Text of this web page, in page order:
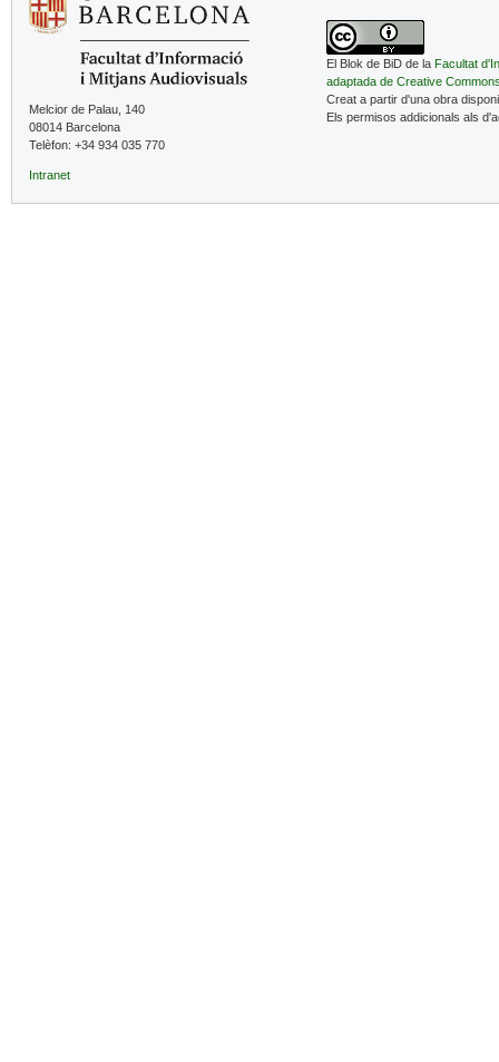
Melcior de Palau, 140
08014 Barcelona
Telèfon: +34 934 035 770
Intranet
El Blok de BiD de la Facultat
adaptada de Creative
Creat a partir d'una obra
Els permisos addicionals als